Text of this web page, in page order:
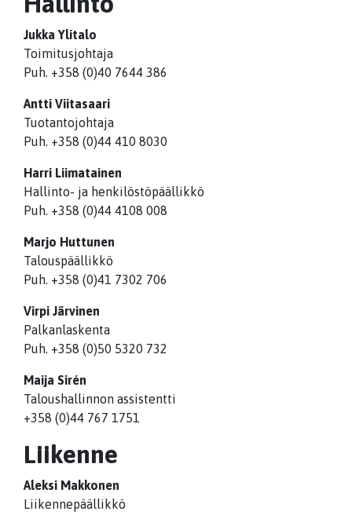
Jukka Ylitalo
Toimitusjohtaja
Puh. +358 (0)40 7644 386
Antti Viitasaari
Tuotantojohtaja
Puh. +358 (0)44 410 8030
Harri Liimatainen
Hallinto- ja henkilöstöpäällikkö
Puh. +358 (0)44 4108 008
Marjo Huttunen
Talouspäällikkö
Puh. +358 (0)41 7302 706
Virpi Järvinen
Palkanlaskenta
Puh. +358 (0)50 5320 732
Maija Sirén
Taloushallinnon assistentti
+358 (0)44 767 1751
Liikenne
Aleksi Makkonen
Liikennepäällikkö